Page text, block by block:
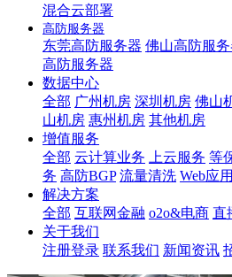
混合云部署
高防服务器
东莞高防服务器 佛山高防服务
高防服务器
数据中心
全部 广州机房 深圳机房 佛山
山机房 惠州机房 其他机房
增值服务
全部 云计算业务 上云服务 等
务 高防BGP 流量清洗 Web应
解决方案
全部 互联网金融 o2o&电商 直
关于我们
注册登录 联系我们 新闻资讯